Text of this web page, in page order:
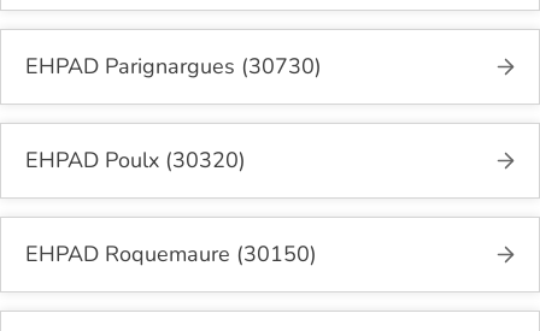
EHPAD Parignargues (30730)
EHPAD Poulx (30320)
EHPAD Roquemaure (30150)